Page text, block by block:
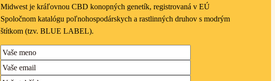
Midwest je kráľovnou CBD konopných genetík, registrovaná v EÚ
Spoločnom katalógu poľnohospodárskych a rastlinných druhov s modrým
štítkom (tzv. BLUE LABEL).